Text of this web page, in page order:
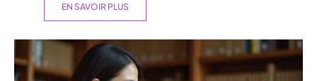
EN SAVOIR PLUS